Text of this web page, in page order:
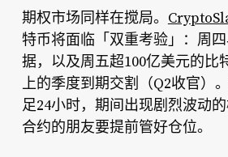
期权市场同样在搅局。
特币将面临「双重考验」：周
据，以及周五超100亿美元的
上的季度到期交割（Q2收官）
足24小时，期间出现剧烈波动
合约的朋友要提前管好仓位。